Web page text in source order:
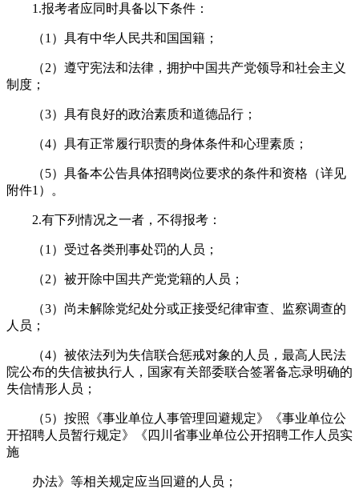
1.报考者应同时具备以下条件：
（1）具有中华人民共和国国籍；
（2）遵守宪法和法律，拥护中国共产党领导和社会主义
制度；
（3）具有良好的政治素质和道德品行；
（4）具有正常履行职责的身体条件和心理素质；
（5）具备本公告具体招聘岗位要求的条件和资格（详见
附件1）。
2.有下列情况之一者，不得报考：
（1）受过各类刑事处罚的人员；
（2）被开除中国共产党党籍的人员；
（3）尚未解除党纪处分或正接受纪律审查、监察调查的
人员；
（4）被依法列为失信联合惩戒对象的人员，最高人民法
院公布的失信被执行人，国家有关部委联合签署备忘录明确的
失信情形人员；
（5）按照《事业单位人事管理回避规定》《事业单位公
开招聘人员暂行规定》《四川省事业单位公开招聘工作人员实
施
办法》等相关规定应当回避的人员；